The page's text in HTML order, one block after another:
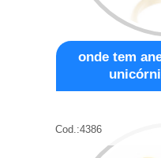
onde tem
Cod.:4386